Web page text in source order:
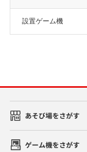
設置ゲーム機
あそび場をさがす
ゲーム機をさがす